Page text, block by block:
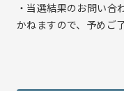
・当選結果のお問い合
かねますので、予めご